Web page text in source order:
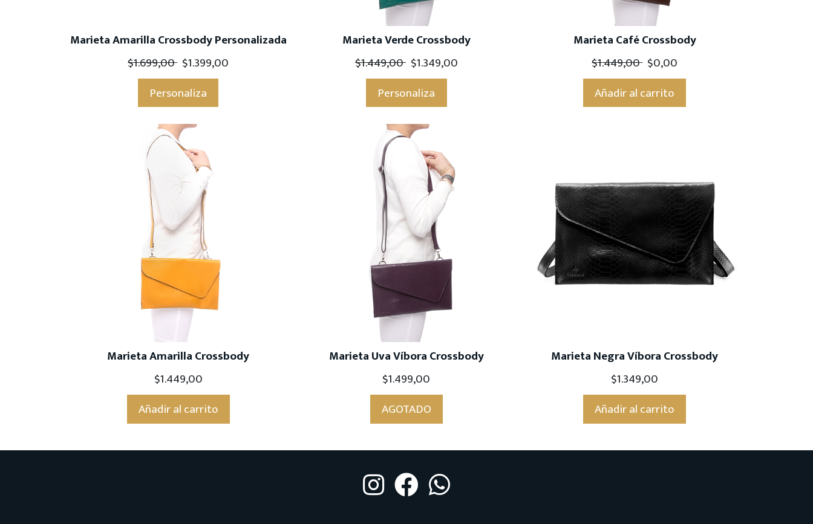
Marieta Amarilla Crossbody Personalizada
$1.699,00 $1.399,00
Personaliza
Marieta Verde Crossbody
$1.449,00 $1.349,00
Personaliza
Marieta Café Crossbody
$1.449,00 $0,00
Añadir al carrito
Marieta Amarilla Crossbody
$1.449,00
Añadir al carrito
Marieta Uva Víbora Crossbody
$1.499,00
AGOTADO
Marieta Negra Víbora Crossbody
$1.349,00
Añadir al carrito